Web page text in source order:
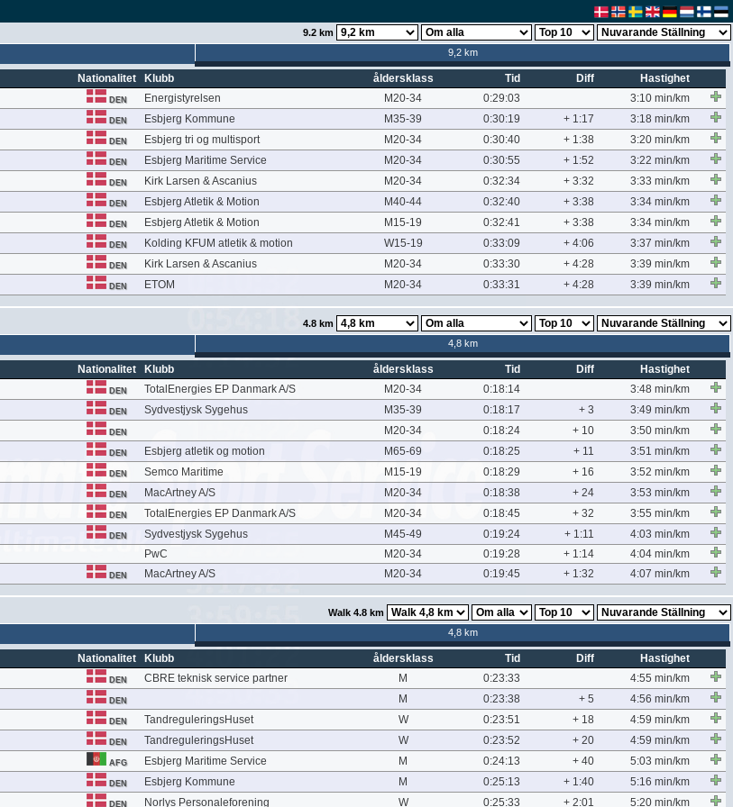
9.2 km
9,2 km
Nationalitet Klubb åldersklass Tid Diff
Hastighet
DEN Energistyrelsen M20-34 0:29:03
3:10 min/km
DEN Esbjerg Kommune M35-39 0:30:19 + 1:17
3:18 min/km
DEN Esbjerg tri og multisport M20-34 0:30:40 + 1:38
3:20 min/km
DEN Esbjerg Maritime Service M20-34 0:30:55 + 1:52
3:22 min/km
DEN Kirk Larsen & Ascanius M20-34 0:32:34 + 3:32
3:33 min/km
DEN Esbjerg Atletik & Motion M40-44 0:32:40 + 3:38
3:34 min/km
DEN Esbjerg Atletik & Motion M15-19 0:32:41 + 3:38
3:34 min/km
DEN Kolding KFUM atletik & motion W15-19 0:33:09 + 4:06
3:37 min/km
DEN Kirk Larsen & Ascanius M20-34 0:33:30 + 4:28
3:39 min/km
DEN ETOM M20-34 0:33:31 + 4:28 3:39 min/km
4.8 km
4,8 km
Nationalitet Klubb åldersklass Tid Diff
Hastighet
DEN TotalEnergies EP Danmark A/S M20-34 0:18:14
3:48 min/km
DEN Sydvestjysk Sygehus M35-39 0:18:17 + 3
3:49 min/km
DEN M20-34 0:18:24 + 10
3:50 min/km
DEN Esbjerg atletik og motion M65-69 0:18:25 + 11
3:51 min/km
DEN Semco Maritime M15-19 0:18:29 + 16
3:52 min/km
DEN MacArtney A/S M20-34 0:18:38 + 24
3:53 min/km
DEN TotalEnergies EP Danmark A/S M20-34 0:18:45 + 32
3:55 min/km
DEN Sydvestjysk Sygehus M45-49 0:19:24 + 1:11
4:03 min/km
PwC M20-34 0:19:28 + 1:14
4:04 min/km
DEN MacArtney A/S M20-34 0:19:45 + 1:32 4:07 min/km
Walk 4.8 km
4,8 km
Nationalitet Klubb åldersklass Tid Diff
Hastighet
DEN CBRE teknisk service partner M 0:23:33
4:55 min/km
DEN M 0:23:38 + 5
4:56 min/km
DEN TandreguleringsHuset W 0:23:51 + 18
4:59 min/km
DEN TandreguleringsHuset W 0:23:52 + 20
4:59 min/km
AFG Esbjerg Maritime Service M 0:24:13 + 40
5:03 min/km
DEN Esbjerg Kommune M 0:25:13 + 1:40
5:16 min/km
DEN Norlys Personaleforening W 0:25:33 + 2:01 5:20 min/km